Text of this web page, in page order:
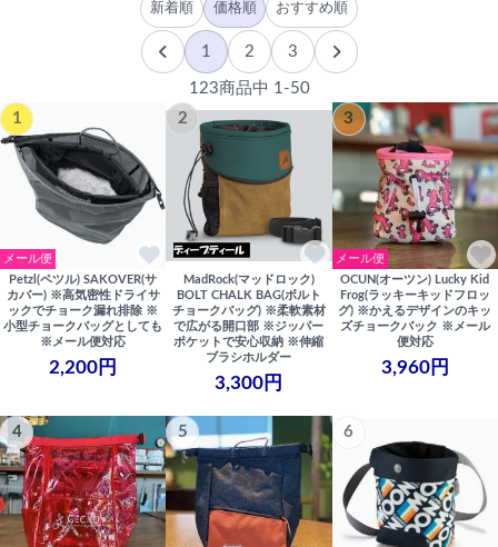
新着順 価格順 おすすめ順
1 2 3
123商品中 1-50
1
メール便
Petzl(ペツル) SAKOVER(サ
カバー) ※高気密性ドライサ
ックでチョーク漏れ排除 ※
小型チョークバッグとしても
※メール便対応
2,200円
2
MadRock(マッドロック)
BOLT CHALK BAG(ボルト
チョークバッグ) ※柔軟素材
で広がる開口部 ※ジッパー
ポケットで安心収納 ※伸縮
ブラシホルダー
3,300円
3
メール便
OCUN(オーツン) Lucky Kid
Frog(ラッキーキッドフロッ
グ) ※かえるデザインのキッ
ズチョークバック ※メール
便対応
3,960円
4 5 6